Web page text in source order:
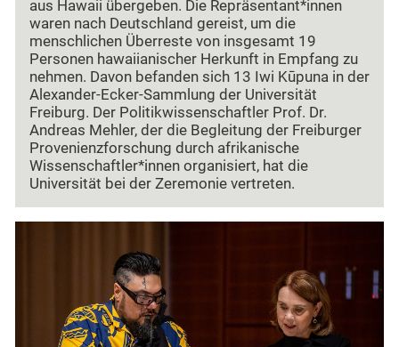
aus Hawaii übergeben. Die Repräsentant*innen
waren nach Deutschland gereist, um die
menschlichen Überreste von insgesamt 19
Personen hawaiianischer Herkunft in Empfang zu
nehmen. Davon befanden sich 13 Iwi Kūpuna in der
Alexander-Ecker-Sammlung der Universität
Freiburg. Der Politikwissenschaftler Prof. Dr.
Andreas Mehler, der die Begleitung der Freiburger
Provenienzforschung durch afrikanische
Wissenschaftler*innen organisiert, hat die
Universität bei der Zeremonie vertreten.